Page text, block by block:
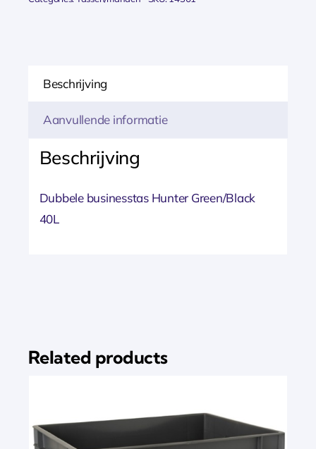
aantal
Beschrijving
Aanvullende informatie
Beschrijving
Dubbele businesstas Hunter Green/Black
40L
Related products